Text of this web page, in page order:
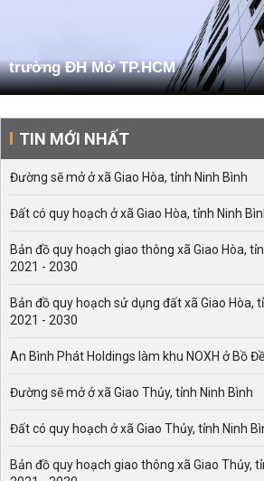
trường ĐH Mở TP.HCM
TIN MỚI NHẤT
Đường sẽ mở ở xã Giao Hòa, tỉnh Ninh Bình
Đất có quy hoạch ở xã Giao Hòa, tỉnh Ninh
Bản đồ quy hoạch giao thông xã Giao Hòa,
2021 - 2030
Bản đồ quy hoạch sử dụng đất xã Giao Hòa,
2021 - 2030
An Bình Phát Holdings làm khu NOXH ở Bồ
Đường sẽ mở ở xã Giao Thủy, tỉnh Ninh Bình
Đất có quy hoạch ở xã Giao Thủy, tỉnh Ninh
Bản đồ quy hoạch giao thông xã Giao Thủy,